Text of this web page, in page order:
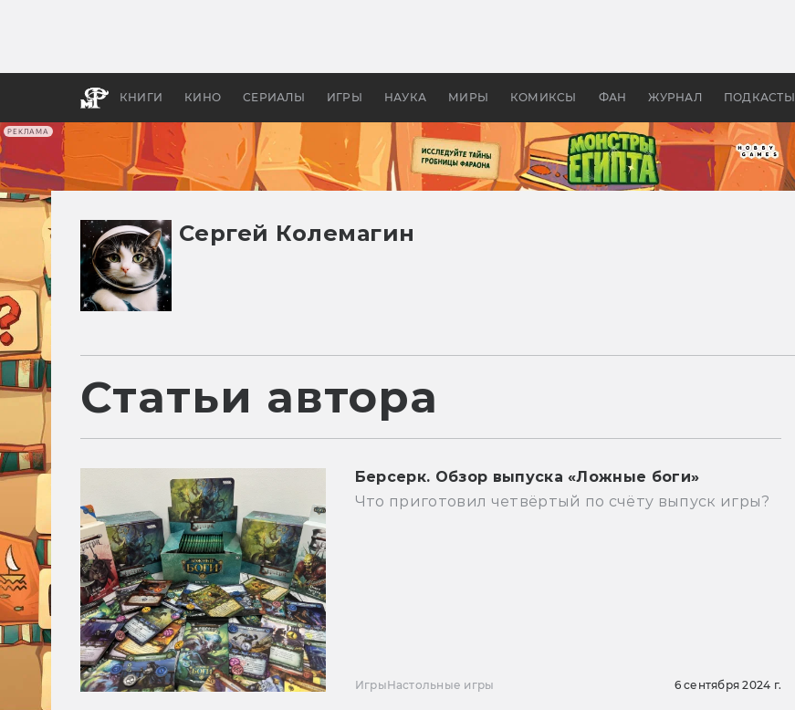
РЕКЛАМА
КНИГИ КИНО СЕРИАЛЫ ИГРЫ НАУКА МИРЫ КОМИКСЫ ФАН ЖУРНАЛ ПОДКАСТЫ
бы «Властелина колец»
Древней Грецией
Сергей Колемагин
Статьи автора
Берсерк. Обзор выпуска «Ложные боги»
Что приготовил четвёртый по счёту выпуск игры?
ИгрыНастольные игры 6 сентября 2024 г.